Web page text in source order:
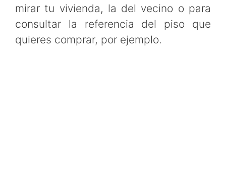
mirar tu vivienda, la del vecino o para
consultar la referencia del piso que
quieres comprar, por ejemplo.